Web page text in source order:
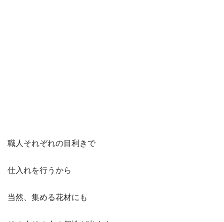
職人それぞれの目利きで
仕入れを行うから
当然、集める花材にも